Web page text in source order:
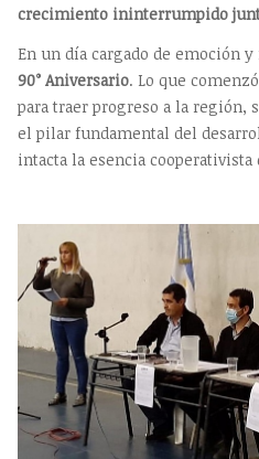
crecimiento ininterrumpido
En un día cargado de emoción
90° Aniversario. Lo que
para traer progreso a la región,
el pilar fundamental del
intacta la esencia